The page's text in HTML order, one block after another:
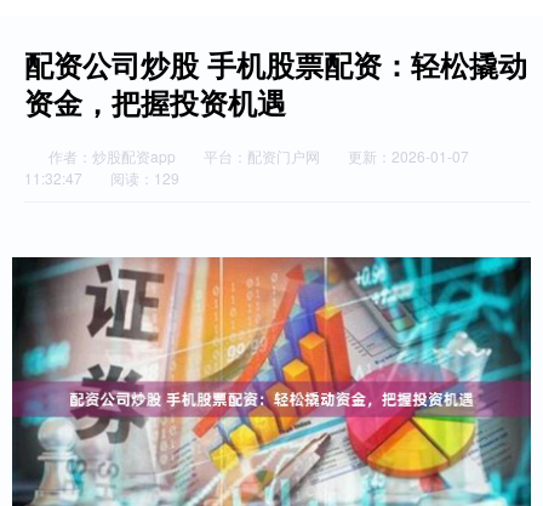
配资公司炒股 手机股票配资：轻松撬动
资金，把握投资机遇
作者：炒股配资app 平台：配资门户网
更新：2026-01-07
11:32:47
阅读：129